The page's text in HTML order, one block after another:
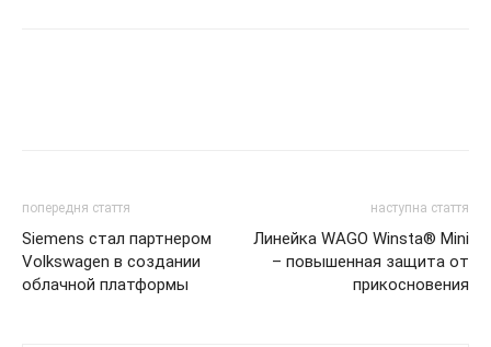
попередня стаття
Siemens стал партнером
Volkswagen в создании
облачной платформы
наступна стаття
Линейка WAGO Winsta® Mini
– повышенная защита от
прикосновения